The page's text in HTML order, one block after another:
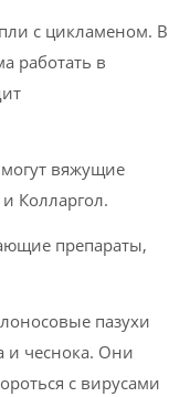
с цикламеном. В
работать в
вяжущие
Колларгол.
препараты,
пазухи
и чеснока. Они
с вирусами